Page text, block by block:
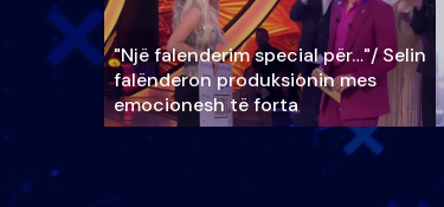
"Një falenderim special për…"/ Selin
falënderon produksionin mes
emocionesh të forta